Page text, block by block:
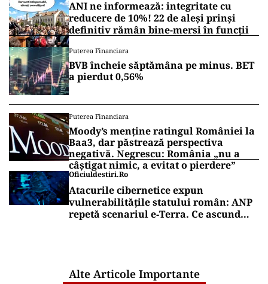
ANI ne informează: integritate cu
reducere de 10%! 22 de aleși prinși
definitiv rămân bine-mersi în funcții
Puterea Financiara
BVB încheie săptămâna pe minus. BET
a pierdut 0,56%
Puterea Financiara
Moody’s menține ratingul României la
Baa3, dar păstrează perspectiva
negativă. Negrescu: România „nu a
câștigat nimic, a evitat o pierdere”
Oficiuldestiri.ro
Atacurile cibernetice expun
vulnerabilitățile statului român: ANP
repetă scenariul e‑Terra. Ce ascund
Alte Articole Importante